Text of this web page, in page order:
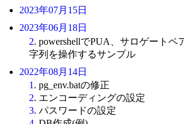
2023年07月15日
2023年06月18日
2. powershellでPUA、サロゲートペ
字列を操作するサンプル
2022年08月14日
1 . pg_env.batの修正
2. エンコーディングの設定
3. パスワードの設定